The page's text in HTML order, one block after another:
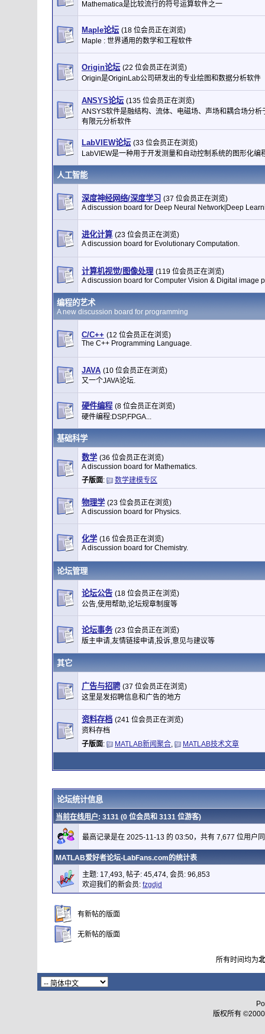
Mathematica是比较流行的符号运算软件之一
Maple论坛 (18 位会员正在浏览)
Maple : 世界通用的数学和工程软件
Origin论坛 (22 位会员正在浏览)
Origin是OriginLab公司研发出的专业绘图和数据分析软件
ANSYS论坛 (135 位会员正在浏览)
ANSYS软件是融结构、流体、电磁场、声场和耦合场分析
有限元分析软件
LabVIEW论坛 (33 位会员正在浏览)
LabVIEW是一种用于开发测量和自动控制系统的图形化编
人工智能
深度神经网络/深度学习 (37 位会员正在浏览)
A discussion board for Deep Neural Network|Deep
进化计算 (23 位会员正在浏览)
A discussion board for Evolutionary Computation.
计算机视觉/图像处理 (119 位会员正在浏览)
A discussion board for Computer Vision & Digital image
编程的艺术
A new discussion board for programming
C/C++ (12 位会员正在浏览)
The C++ Programming Language.
JAVA (10 位会员正在浏览)
又一个JAVA论坛.
硬件编程 (8 位会员正在浏览)
硬件编程:DSP,FPGA...
基础科学
数学 (36 位会员正在浏览)
A discussion board for Mathematics.
子版面: 数学建模专区
物理学 (23 位会员正在浏览)
A discussion board for Physics.
化学 (16 位会员正在浏览)
A discussion board for Chemistry.
论坛管理
论坛公告 (18 位会员正在浏览)
公告,使用帮助,论坛规章制度等
论坛事务 (23 位会员正在浏览)
版主申请,友情链接申请,投诉,意见与建议等
其它
广告与招聘 (37 位会员正在浏览)
这里是发招聘信息和广告的地方
资料存档 (241 位会员正在浏览)
资料存档
子版面: MATLAB新闻聚合, MATLAB技术文章
论坛统计信息
当前在线用户: 3131 (0 位会员和 3131 位游客)
最高记录是在 2025-11-13 的 03:50，共有 7,677 位用户
MATLAB爱好者论坛-LabFans.com的统计表
主题: 17,493, 帖子: 45,474, 会员: 96,853
欢迎我们的新会员: fzgdjd
有新帖的版面
无新帖的版面
所有时间均为
版权所有